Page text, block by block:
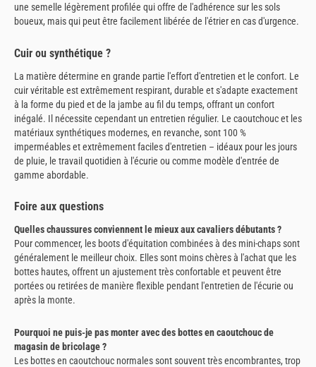
une semelle légèrement profilée qui offre de l'adhérence sur les sols
boueux, mais qui peut être facilement libérée de l'étrier en cas d'urgence.
Cuir ou synthétique ?
La matière détermine en grande partie l'effort d'entretien et le confort. Le
cuir véritable est extrêmement respirant, durable et s'adapte exactement
à la forme du pied et de la jambe au fil du temps, offrant un confort
inégalé. Il nécessite cependant un entretien régulier. Le caoutchouc et les
matériaux synthétiques modernes, en revanche, sont 100 %
imperméables et extrêmement faciles d'entretien – idéaux pour les jours
de pluie, le travail quotidien à l'écurie ou comme modèle d'entrée de
gamme abordable.
Foire aux questions
Quelles chaussures conviennent le mieux aux cavaliers débutants ?
Pour commencer, les boots d'équitation combinées à des mini-chaps sont
généralement le meilleur choix. Elles sont moins chères à l'achat que les
bottes hautes, offrent un ajustement très confortable et peuvent être
portées ou retirées de manière flexible pendant l'entretien de l'écurie ou
après la monte.
Pourquoi ne puis-je pas monter avec des bottes en caoutchouc de
magasin de bricolage ?
Les bottes en caoutchouc normales sont souvent très encombrantes, trop